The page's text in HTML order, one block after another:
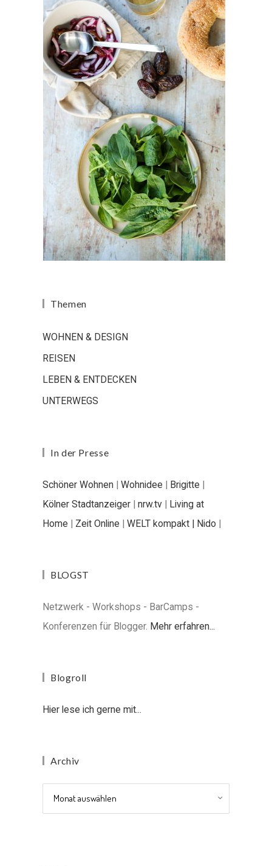
Themen
WOHNEN & DESIGN
REISEN
LEBEN & ENTDECKEN
UNTERWEGS
In der Presse
Schöner Wohnen | Wohnidee | Brigitte |
Kölner Stadtanzeiger | nrw.tv | Living at
Home | Zeit Online | WELT kompakt | Nido |
BLOGST
Netzwerk - Workshops - BarCamps -
Konferenzen für Blogger. Mehr erfahren...
Blogroll
Hier lese ich gerne mit...
Archiv